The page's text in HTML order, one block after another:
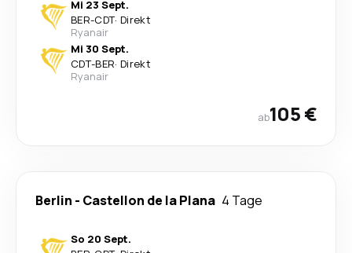
Mi 23 Sept.
BER-CDT· Direkt
Ryanair
Mi 30 Sept.
CDT-BER· Direkt
Ryanair
ab105 €
Berlin - Castellon de la Plana 4 Tage
So 20 Sept.